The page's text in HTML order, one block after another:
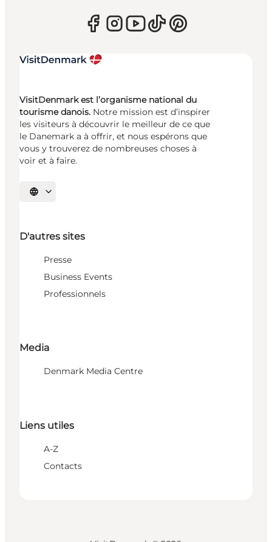
VisitDenmark est l’organisme national du
tourisme danois. Notre mission est d’inspirer
les visiteurs à découvrir le meilleur de ce que
le Danemark a à offrir, et nous espérons que
vous y trouverez de nombreuses choses à
voir et à faire.
Choisissez la langue
D'autres sites
Presse
Business Events
Professionnels
Media
Denmark Media Centre
Liens utiles
A-Z
Contacts